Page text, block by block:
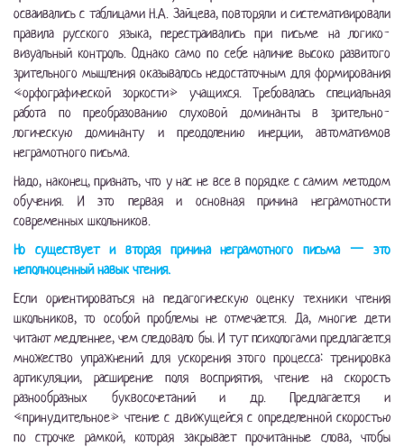
осваивались с таблицами Н.А. Зайцева, повторяли и систематизировали
правила русского языка, перестраивались при письме на логико-
визуальный контроль. Однако само по себе наличие высоко развитого
зрительного мышления оказывалось недостаточным для формирования
«орфографической зоркости» учащихся. Требовалась специальная
работа по преобразованию слуховой доминанты в зрительно-
логическую доминанту и преодолению инерции, автоматизмов
неграмотного письма.
Надо, наконец, признать, что у нас не все в порядке с самим методом
обучения. И это первая и основная причина неграмотности
современных школьников.
Но существует и вторая причина неграмотного письма — это
неполноценный навык чтения.
Если ориентироваться на педагогическую оценку техники чтения
школьников, то особой проблемы не отмечается. Да, многие дети
читают медленнее, чем следовало бы. И тут психологами предлагается
множество упражнений для ускорения этого процесса: тренировка
артикуляции, расширение поля восприятия, чтение на скорость
разнообразных буквосочетаний и др. Предлагается и
«принудительное» чтение с движущейся с определенной скоростью
по строчке рамкой, которая закрывает прочитанные слова, чтобы